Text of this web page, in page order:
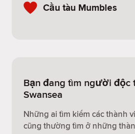
Cầu tàu Mumbles
Bạn đang tìm người độc
Swansea
Những ai tìm kiếm các thành
cũng thường tìm ở những